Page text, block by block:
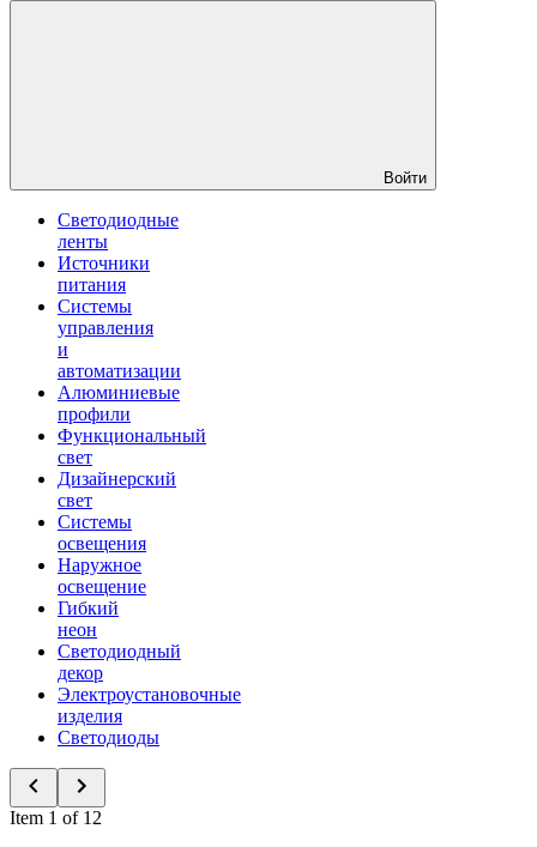
Войти
Светодиодные
ленты
Источники
питания
Системы
управления
и
автоматизации
Алюминиевые
профили
Функциональный
свет
Дизайнерский
свет
Системы
освещения
Наружное
освещение
Гибкий
неон
Светодиодный
декор
Электроустановочные
изделия
Светодиоды
Item 1 of 12